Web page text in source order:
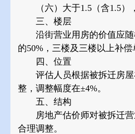
（六）大于1.5（含1.5），
三、楼层
沿街营业用房的价值应随
的50%，三楼及三楼以上补偿
四、位置
评估人员根据被拆迁房屋
整，调整幅度在±4%。
五、结构
房地产估价师对被拆迁营
合理调整。